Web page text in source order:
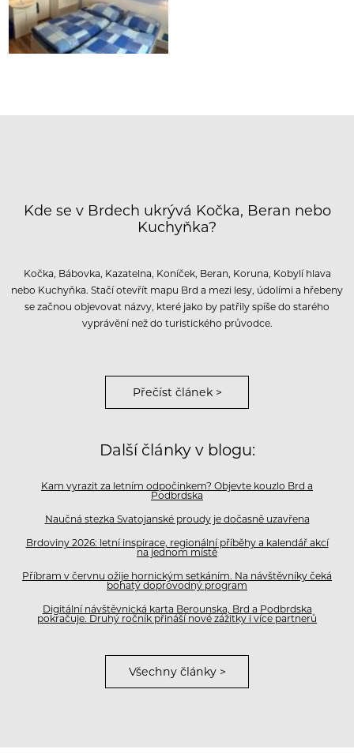
Kde se v Brdech ukrývá Kočka, Beran nebo
Kuchyňka?
Kočka, Bábovka, Kazatelna, Koníček, Beran, Koruna, Kobylí hlava
nebo Kuchyňka. Stačí otevřít mapu Brd a mezi lesy, údolími a hřebeny
se začnou objevovat názvy, které jako by patřily spíše do starého
vyprávění než do turistického průvodce.
Přečíst článek >
Další články v blogu:
Kam vyrazit za letním odpočinkem? Objevte kouzlo Brd a
Podbrdska
Naučná stezka Svatojanské proudy je dočasně uzavřena
Brdoviny 2026: letní inspirace, regionální příběhy a kalendář akcí
na jednom místě
Příbram v červnu ožije hornickým setkáním. Na návštěvníky čeká
bohatý doprovodný program
Digitální návštěvnická karta Berounska, Brd a Podbrdska
pokračuje. Druhý ročník přináší nové zážitky i více partnerů
Všechny články >